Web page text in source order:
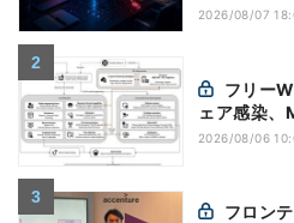
2026/08/07
ェア感染
2026/08/06